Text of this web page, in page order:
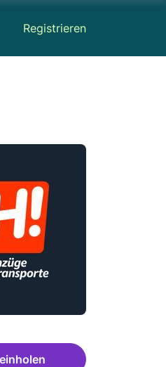
Registrieren